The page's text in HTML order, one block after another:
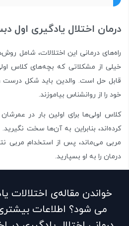
درمان اختلال یادگیری اول
راه‌های درمانی این اختلالات، شامل
خیلی از مشکلاتی که بچه‌های کلاس
قابل حل است. والدین باید شکل
خود را از روانشناس بیاموزند.
کلاس اولی‌ها برای اولین بار در
کرده‌اند، بنابراین به آن‌ها سخت
مربی می‌ماند، پس از استخدام مربی
درمان را به او بسپارید.
خواندن مقاله‌ی اختلالات
می شود؟ اطلاعات